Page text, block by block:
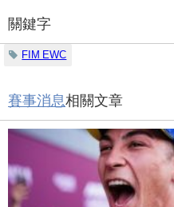
關鍵字
FIM EWC
賽事消息相關文章